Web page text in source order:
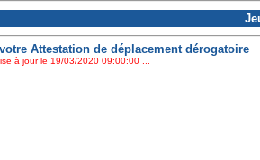
Attestation de déplacement dérogatoire
à jour le 19/03/2020 09:00:00 ...